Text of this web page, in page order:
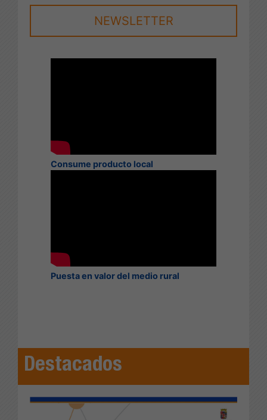
NEWSLETTER
Consume producto local
Puesta en valor del medio rural
Destacados